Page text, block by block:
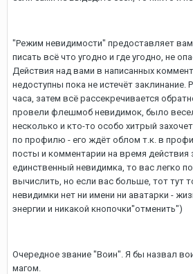
"Режим невидимости" предоставляет
писать всё что угодно и где угодно, не
Действия над вами в написанных
недоступны пока не истечёт заклинание.
часа, затем всё рассекречивается
провели флешмоб невидимок, было
несколько и кто-то особо хитрый
по профилю - его ждёт облом т.к. в
посты и комментарии на время действия
единственный невидимка, то вас легко
вычислить, но если вас больше, тот тут
невидимки нет ни имени ни аватарки -
энергии и никакой кнопочки"отменить")
Очередное звание "Воин". Я бы назвал
магом.